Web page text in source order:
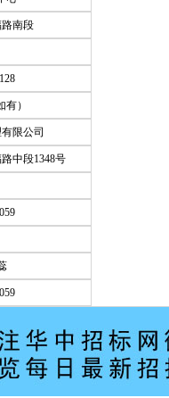
南段
）
限公司
中段1348号